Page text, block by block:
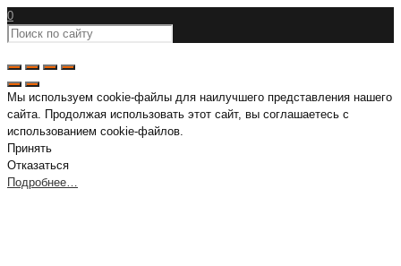
0
Мы используем cookie-файлы для наилучшего представления нашего
сайта. Продолжая использовать этот сайт, вы соглашаетесь с
использованием cookie-файлов.
Принять
Отказаться
Подробнее…